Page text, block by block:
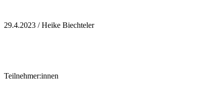
29.4.2023 / Heike Biechteler
Teilnehmer:innen